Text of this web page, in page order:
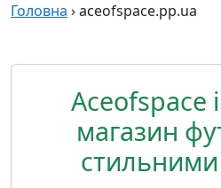
Головна ›aceofspace.pp.ua
Aceofspace
магазин